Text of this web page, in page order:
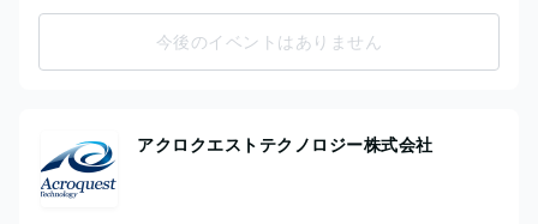
今後のイベントはありません
アクロクエストテクノロジー株式会社